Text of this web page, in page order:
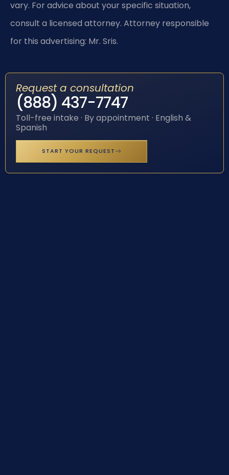
vary. For advice about your specific situation,
consult a licensed attorney. Attorney responsible
for this advertising: Mr. Sris.
Request a consultation
(888) 437-7747
Toll-free intake · By appointment · English &
Spanish
START YOUR REQUEST